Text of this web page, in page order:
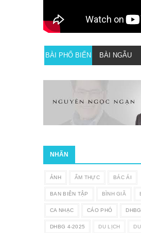
BÀI PHỔ BIẾN BÀI NGẪU
NHÃN
ẢNH ẨM THỰC BÁC ÁI
BAN BIÊN TẬP BÌNH GIÃ
CA NHẠC CÁO PHÓ DHBG
DHBG 4-2025 DU LỊCH